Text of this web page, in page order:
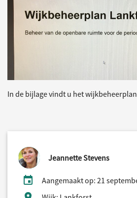
In de bijlage vindt u het
Jeannette Stevens
Aangemaakt op: 21